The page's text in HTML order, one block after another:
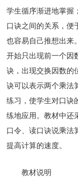
学生循序渐进地掌握
口诀之间的关系，便
也容易自己推想出来
开始只出现前一个因
诀，出现交换因数的
诀可以表示两个乘法
练习，使学生对口诀
练地应用。教材中还
口令、读口诀说乘法
提高计算的速度。
教材说明